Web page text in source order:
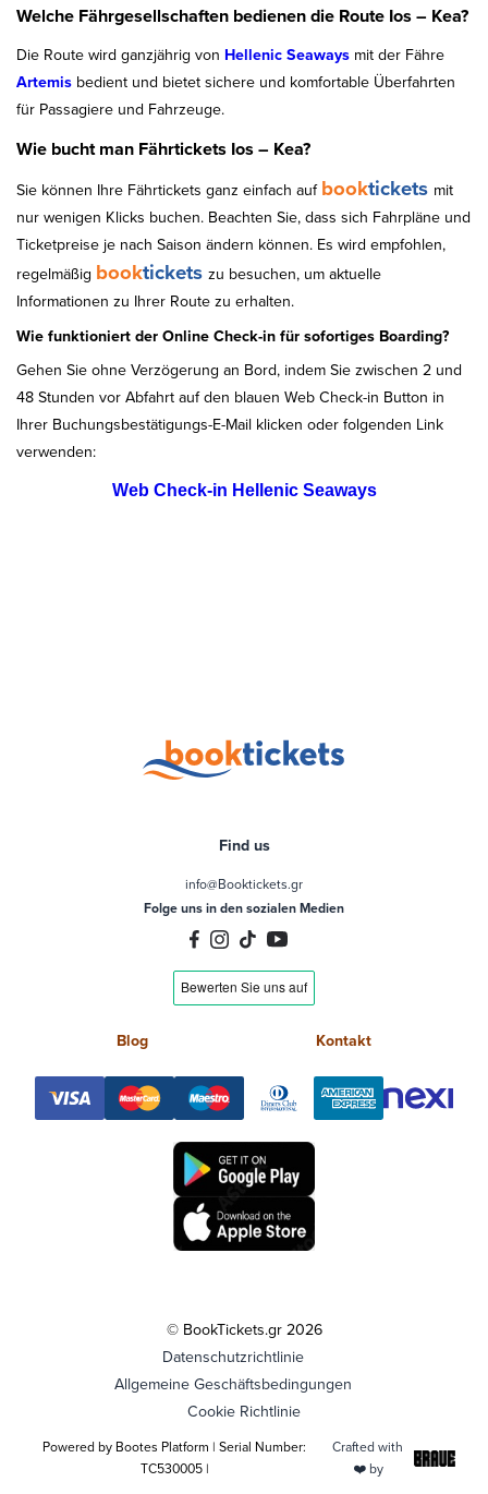
Welche Fährgesellschaften bedienen die Route Ios – Kea?
Die Route wird ganzjährig von Hellenic Seaways mit der Fähre
Artemis bedient und bietet sichere und komfortable Überfahrten
für Passagiere und Fahrzeuge.
Wie bucht man Fährtickets Ios – Kea?
Sie können Ihre Fährtickets ganz einfach auf booktickets mit
nur wenigen Klicks buchen. Beachten Sie, dass sich Fahrpläne und
Ticketpreise je nach Saison ändern können. Es wird empfohlen,
regelmäßig booktickets zu besuchen, um aktuelle
Informationen zu Ihrer Route zu erhalten.
Wie funktioniert der Online Check-in für sofortiges Boarding?
Gehen Sie ohne Verzögerung an Bord, indem Sie zwischen 2 und
48 Stunden vor Abfahrt auf den blauen Web Check-in Button in
Ihrer Buchungsbestätigungs-E-Mail klicken oder folgenden Link
verwenden:
Web Check-in Hellenic Seaways
Find us
info@Booktickets.gr
Folge uns in den sozialen Medien
Blog Kontakt
© BookTickets.gr 2026
Datenschutzrichtlinie
Allgemeine Geschäftsbedingungen
Cookie Richtlinie
Powered by Bootes Platform | Serial Number:
TC530005 |
Crafted with
❤️ by